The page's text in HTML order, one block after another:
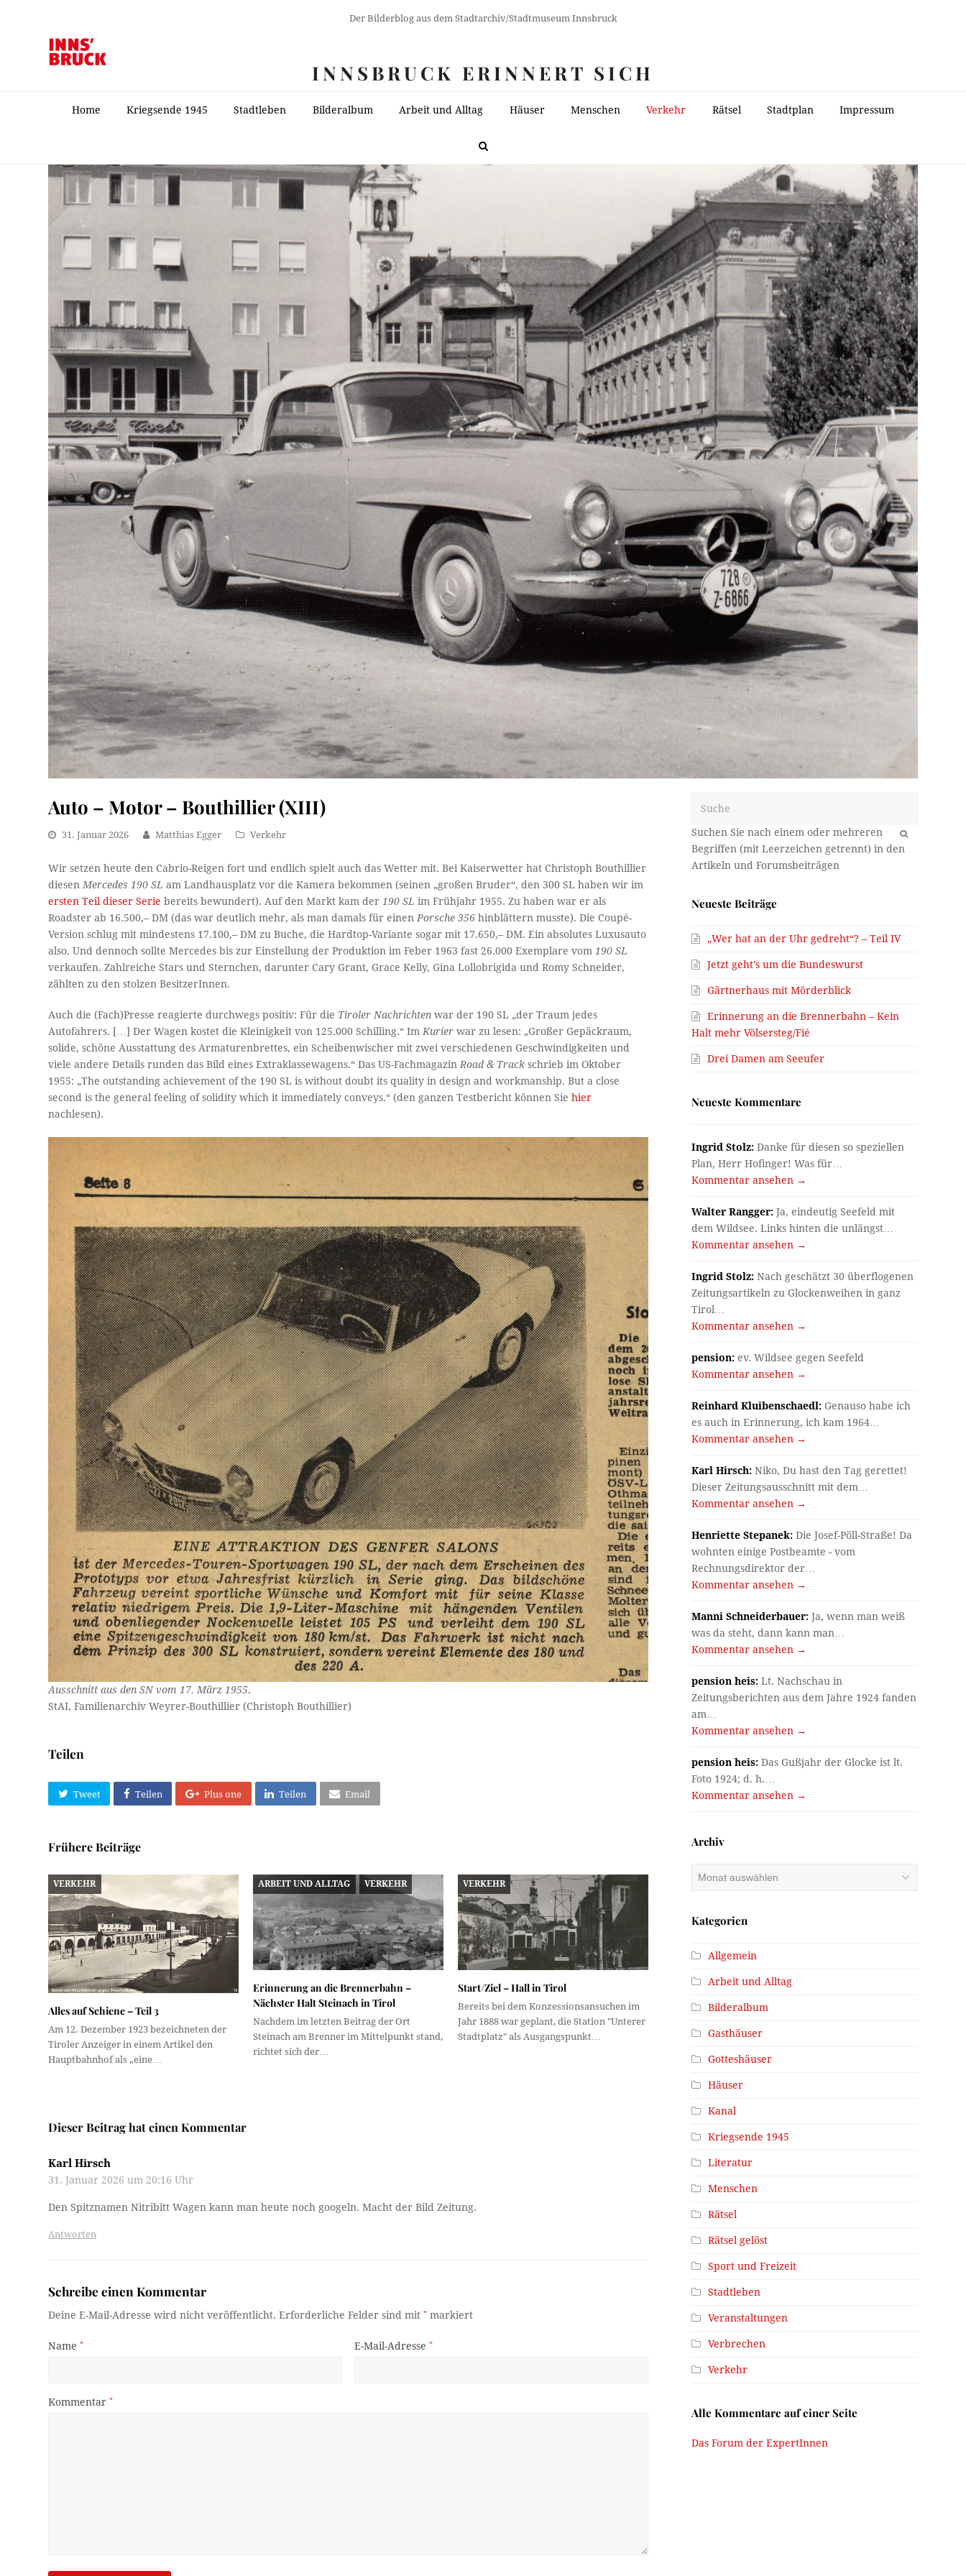
Der Bilderblog aus dem Stadtarchiv/Stadtmuseum Innsbruck
INNSBRUCK ERINNERT SICH
Home Kriegsende 1945 Stadtleben Bilderalbum Arbeit und Alltag Häuser Menschen Verkehr Rätsel Stadtplan Impressum
Auto – Motor – Bouthillier (XIII)
31. Januar 2026 Matthias Egger Verkehr
Wir setzen heute den Cabrio-Reigen fort und endlich spielt auch das Wetter mit. Bei Kaiserwetter hat Christoph Bouthillier
diesen Mercedes 190 SLam Landhausplatz vor die Kamera bekommen (seinen „großen Bruder“, den 300 SL haben wir im
ersten Teil dieser Serie bereits bewundert). Auf den Markt kam der 190 SL im Frühjahr 1955. Zu haben war er als
Roadster ab 16.500,– DM (das war deutlich mehr, als man damals für einen Porsche 356 hinblättern musste). Die Coupé-
Version schlug mit mindestens 17.100,– DM zu Buche, die Hardtop-Variante sogar mit 17.650,– DM. Ein absolutes Luxusauto
also. Und dennoch sollte Mercedes bis zur Einstellung der Produktion im Feber 1963 fast 26.000 Exemplare vom 190 SL
verkaufen. Zahlreiche Stars und Sternchen, darunter Cary Grant, Grace Kelly, Gina Lollobrigida und Romy Schneider,
zählten zu den stolzen BesitzerInnen.
Auch die (Fach)Presse reagierte durchwegs positiv: Für die Tiroler Nachrichten war der 190 SL „der Traum jedes
Autofahrers. […] Der Wagen kostet die Kleinigkeit von 125.000 Schilling.“ Im Kurier war zu lesen: „Großer Gepäckraum,
solide, schöne Ausstattung des Armaturenbrettes, ein Scheibenwischer mit zwei verschiedenen Geschwindigkeiten und
viele andere Details runden das Bild eines Extraklassewagens.“ Das US-Fachmagazin Road & Trackschrieb im Oktober
1955: „The outstanding achievement of the 190 SL is without doubt its quality in design and workmanship. But a close
second is the general feeling of solidity which it immediately conveys.“ (den ganzen Testbericht können Siehier
nachlesen).
Ausschnitt aus den SN vom 17. März 1955.
StAI, Familienarchiv Weyrer-Bouthillier (Christoph Bouthillier)
Teilen
Tweet Teilen Plus one Teilen Email
Frühere Beiträge
VERKEHR
Alles auf Schiene – Teil 3
Am 12. Dezember 1923 bezeichneten der
Tiroler Anzeiger in einem Artikel den
Hauptbahnhof als „eine…
ARBEIT UND ALLTAG VERKEHR
Erinnerung an die Brennerbahn –
Nächster Halt Steinach in Tirol
Nachdem im letzten Beitrag der Ort
Steinach am Brenner im Mittelpunkt stand,
richtet sich der…
VERKEHR
Start/Ziel – Hall in Tirol
Bereits bei dem Konzessionsansuchen im
Jahr 1888 war geplant, die Station "Unterer
Stadtplatz" als Ausgangspunkt…
Dieser Beitrag hat einen Kommentar
Karl Hirsch
31. Januar 2026 um 20:16 Uhr
Den Spitznamen Nitribitt Wagen kann man heute noch googeln. Macht der Bild Zeitung.
Antworten
Schreibe einen Kommentar
Deine E-Mail-Adresse wird nicht veröffentlicht. Erforderliche Felder sind mit* markiert
Name* E-Mail-Adresse *
Kommentar*
OK
Neueste Beiträge
„Wer hat an der Uhr gedreht“? – Teil IV
Jetzt geht’s um die Bundeswurst
Gärtnerhaus mit Mörderblick
Erinnerung an die Brennerbahn – Kein
Halt mehr Völsersteg/Fié
Drei Damen am Seeufer
Neueste Kommentare
Ingrid Stolz: Danke für diesen so speziellen
Plan, Herr Hofinger! Was für…
Kommentar ansehen →
Walter Rangger: Ja, eindeutig Seefeld mit
dem Wildsee. Links hinten die unlängst…
Kommentar ansehen →
Ingrid Stolz: Nach geschätzt 30 überflogenen
Zeitungsartikeln zu Glockenweihen in ganz
Tirol…
Kommentar ansehen →
pension: ev. Wildsee gegen Seefeld
Kommentar ansehen →
Reinhard Kluibenschaedl: Genauso habe ich
es auch in Erinnerung, ich kam 1964…
Kommentar ansehen →
Karl Hirsch: Niko, Du hast den Tag gerettet!
Dieser Zeitungsausschnitt mit dem…
Kommentar ansehen →
Henriette Stepanek: Die Josef-Pöll-Straße! Da
wohnten einige Postbeamte - vom
Rechnungsdirektor der…
Kommentar ansehen →
Manni Schneiderbauer: Ja, wenn man weiß
was da steht, dann kann man…
Kommentar ansehen →
pension heis: Lt. Nachschau in
Zeitungsberichten aus dem Jahre 1924 fanden
am…
Kommentar ansehen →
pension heis: Das Gußjahr der Glocke ist lt.
Foto 1924; d. h.…
Kommentar ansehen →
Archiv
Archiv
Kategorien
Allgemein
Arbeit und Alltag
Bilderalbum
Gasthäuser
Gotteshäuser
Häuser
Kanal
Kriegsende 1945
Literatur
Menschen
Rätsel
Rätsel gelöst
Sport und Freizeit
Stadtleben
Veranstaltungen
Verbrechen
Verkehr
Alle Kommentare auf einer Seite
Das Forum der ExpertInnen